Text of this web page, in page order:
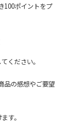
100ポイントをプ
ください。
品の感想やご要望
す。